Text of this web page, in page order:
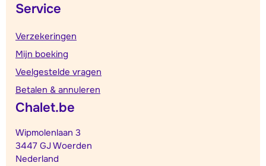
Service
Verzekeringen
Mijn boeking
Veelgestelde vragen
Betalen & annuleren
Chalet.be
Wipmolenlaan 3
3447 GJ Woerden
Nederland